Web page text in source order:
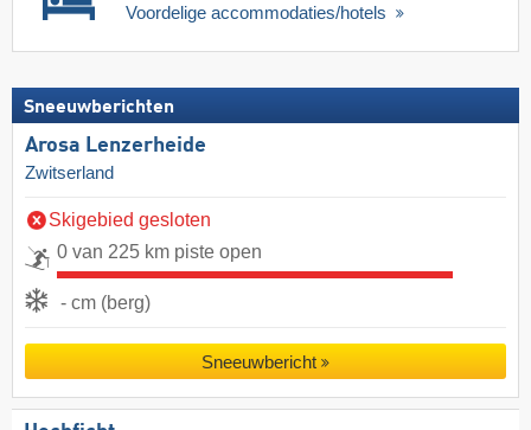
Voordelige accommodaties/hotels
Sneeuwberichten
Arosa Lenzerheide
Zwitserland
Skigebied gesloten
0 van 225 km piste open
- cm (berg)
Sneeuwbericht